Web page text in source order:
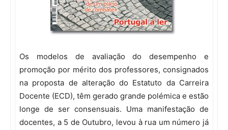
Os modelos de avaliação do desempenho e
promoção por mérito dos professores, consignados
na proposta de alteração do Estatuto da Carreira
Docente (ECD), têm gerado grande polémica e estão
longe de ser consensuais. Uma manifestação de
docentes, a 5 de Outubro, levou à rua um número já